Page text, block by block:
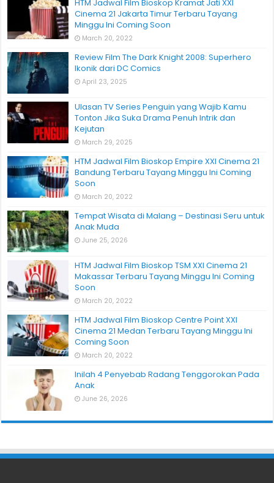
HTM Jadwal Film Bioskop Kramat Jati XXI
Cinema 21 Jakarta Timur Terbaru Tayang
Minggu Ini Coming Soon
March 20, 2022
Review Film The Dark Knight 2008: Superhero
Ikonik dari DC Comics
April 23, 2025
Ulasan TV Series Penguin yang Wajib Kamu
Tonton Jika Suka Drama Penuh Intrik dan
Kejutan
March 29, 2025
HTM Jadwal Film Bioskop Empire XXI Cinema 21
Bandung Terbaru Tayang Minggu Ini Coming
Soon
March 20, 2022
Tempat Wisata di Malang – Destinasi Seru untuk
Anak Muda
June 25, 2026
HTM Jadwal Film Bioskop TSM XXI Cinema 21
Makassar Terbaru Tayang Minggu Ini Coming
Soon
March 20, 2022
HTM Jadwal Film Bioskop Centre Point XXI
Cinema 21 Medan Terbaru Tayang Minggu Ini
Coming Soon
March 20, 2022
Inilah 4 Penyebab Radang Tenggorokan Pada
Anak
June 26, 2026